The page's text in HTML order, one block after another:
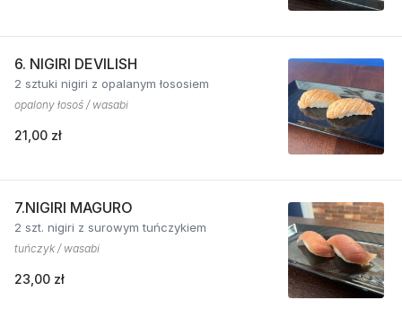
6. NIGIRI DEVILISH
2 sztuki nigiri z opalanym łososiem
opalony łosoś / wasabi
21,00 zł
7.NIGIRI MAGURO
2 szt. nigiri z surowym tuńczykiem
tuńczyk / wasabi
23,00 zł